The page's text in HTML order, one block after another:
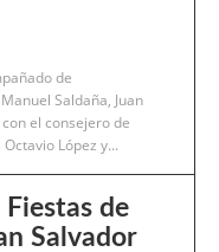
de
Saldaña, Juan
el consejero de
López y...
Fiestas de
Salvador